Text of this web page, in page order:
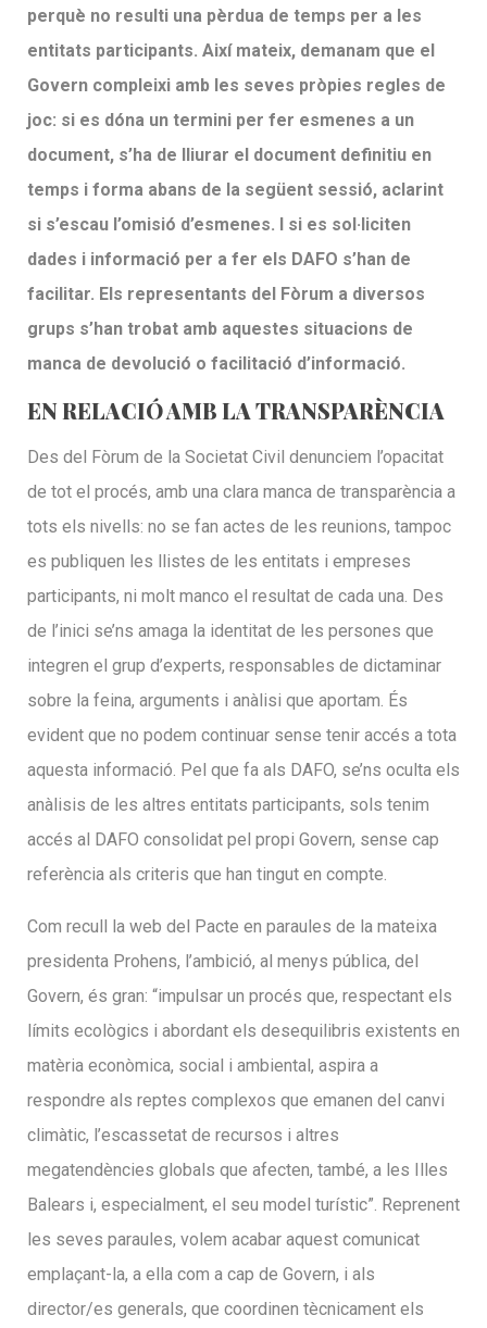
perquè no resulti una pèrdua de temps per a les
entitats participants. Així mateix, demanam que el
Govern compleixi amb les seves pròpies regles de
joc: si es dóna un termini per fer esmenes a un
document, s’ha de lliurar el document definitiu en
temps i forma abans de la següent sessió, aclarint
si s’escau l’omisió d’esmenes. I si es sol·liciten
dades i informació per a fer els DAFO s’han de
facilitar. Els representants del Fòrum a diversos
grups s’han trobat amb aquestes situacions de
manca de devolució o facilitació d’informació.
EN RELACIÓ AMB LA TRANSPARÈNCIA
Des del Fòrum de la Societat Civil denunciem l’opacitat
de tot el procés, amb una clara manca de transparència a
tots els nivells: no se fan actes de les reunions, tampoc
es publiquen les llistes de les entitats i empreses
participants, ni molt manco el resultat de cada una. Des
de l’inici se’ns amaga la identitat de les persones que
integren el grup d’experts, responsables de dictaminar
sobre la feina, arguments i anàlisi que aportam. És
evident que no podem continuar sense tenir accés a tota
aquesta informació. Pel que fa als DAFO, se’ns oculta els
anàlisis de les altres entitats participants, sols tenim
accés al DAFO consolidat pel propi Govern, sense cap
referència als criteris que han tingut en compte.
Com recull la web del Pacte en paraules de la mateixa
presidenta Prohens, l’ambició, al menys pública, del
Govern, és gran: “impulsar un procés que, respectant els
límits ecològics i abordant els desequilibris existents en
matèria econòmica, social i ambiental, aspira a
respondre als reptes complexos que emanen del canvi
climàtic, l’escassetat de recursos i altres
megatendències globals que afecten, també, a les Illes
Balears i, especialment, el seu model turístic”. Reprenent
les seves paraules, volem acabar aquest comunicat
emplaçant-la, a ella com a cap de Govern, i als
director/es generals, que coordinen tècnicament els